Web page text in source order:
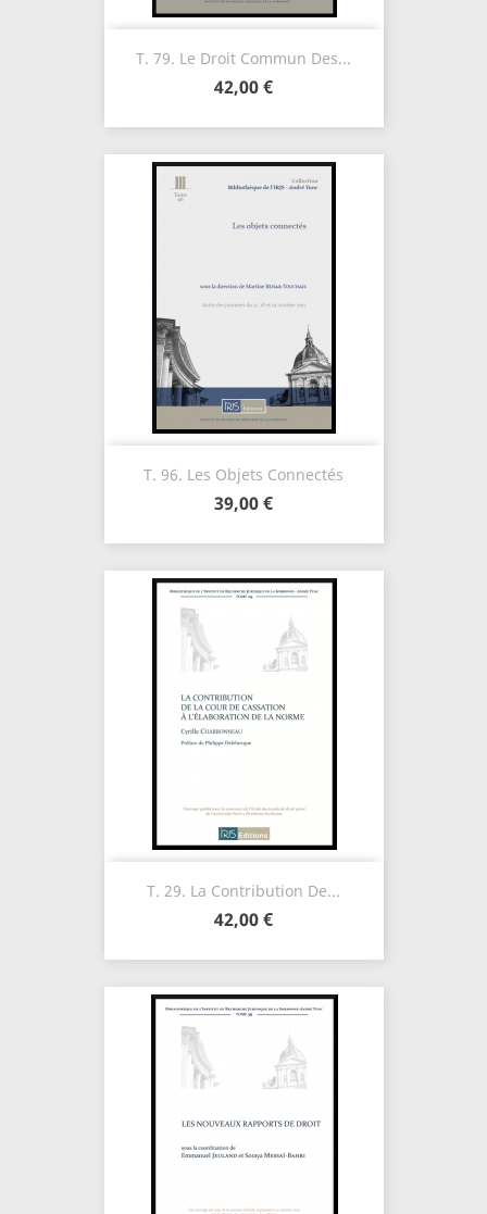
T. 79. Le Droit Commun Des...
42,00 €
T. 96. Les Objets Connectés
39,00 €
T. 29. La Contribution De...
42,00 €